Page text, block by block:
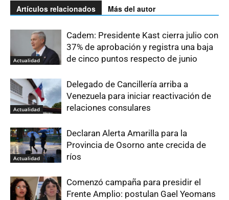
Artículos relacionados Más del autor
Actualidad
Cadem: Presidente Kast cierra julio con
37% de aprobación y registra una baja
de cinco puntos respecto de junio
Actualidad
Delegado de Cancillería arriba a
Venezuela para iniciar reactivación de
relaciones consulares
Actualidad
Declaran Alerta Amarilla para la
Provincia de Osorno ante crecida de
ríos
Comenzó campaña para presidir el
Frente Amplio: postulan Gael Yeomans